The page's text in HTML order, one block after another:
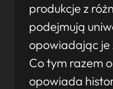
produkcje z
podejmują
opowiadając je
Co tym razem
opowiada